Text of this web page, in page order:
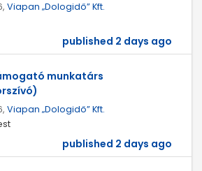
Viapan „Dologidő” Kft.
published 2 days ago
munkatárs
Viapan „Dologidő” Kft.
published 2 days ago